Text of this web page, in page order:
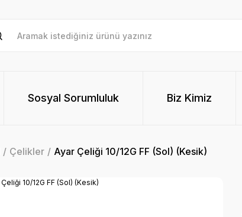
Sosyal Sorumluluk Biz Kimiz
Çelikler Ayar Çeliği 10/12G FF (Sol) (Kesik)